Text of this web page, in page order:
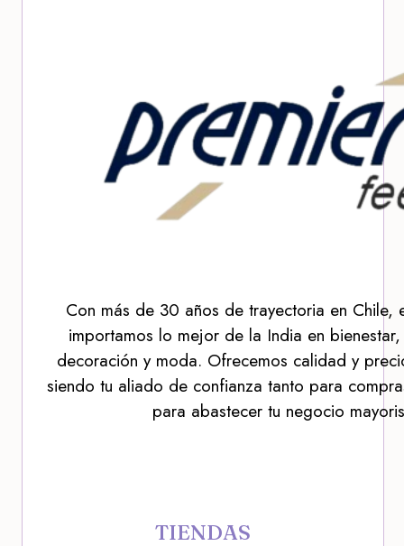
Con más de 30 años de trayectoria en Chile,
importamos lo mejor de la India en
decoración y moda. Ofrecemos calidad y
siendo tu aliado de confianza tanto para
para abastecer tu negocio
TIENDAS